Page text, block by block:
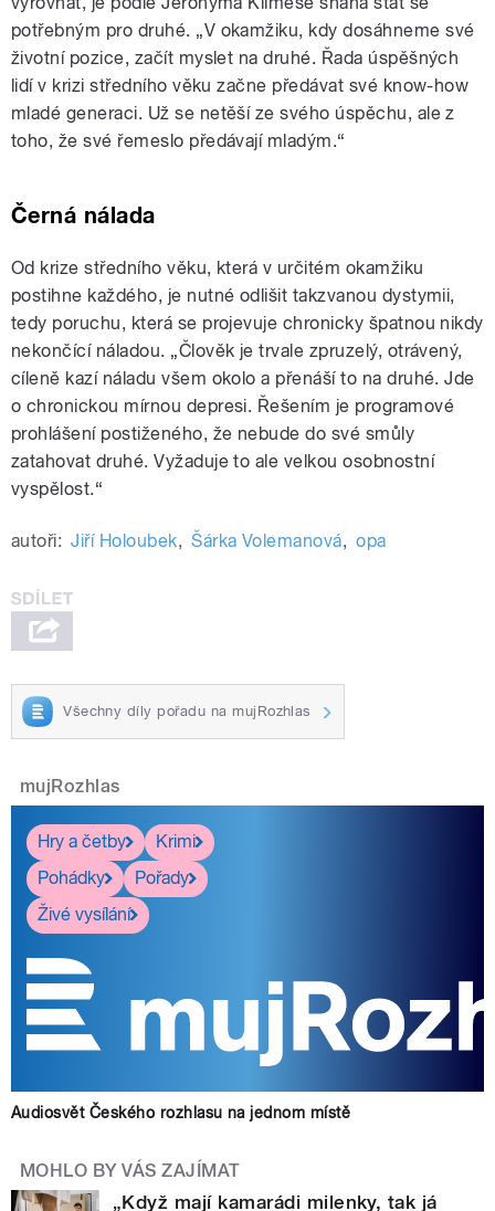
potřebným pro druhé. „V okamžiku, kdy dosáhneme své
životní pozice, začít myslet na druhé. Řada úspěšných
lidí v krizi středního věku začne předávat své know-how
mladé generaci. Už se netěší ze svého úspěchu, ale z
toho, že své řemeslo předávají mladým.“
Černá nálada
Od krize středního věku, která v určitém okamžiku
postihne každého, je nutné odlišit takzvanou dystymii,
tedy poruchu, která se projevuje chronicky špatnou nikdy
nekončící náladou. „Člověk je trvale zpruzelý, otrávený,
cíleně kazí náladu všem okolo a přenáší to na druhé. Jde
o chronickou mírnou depresi. Řešením je programové
prohlášení postiženého, že nebude do své smůly
zatahovat druhé. Vyžaduje to ale velkou osobnostní
vyspělost.“
autoři: Jiří Holoubek, Šárka Volemanová, opa
Všechny díly pořadu na mujRozhlas
mujRozhlas
Hry a četby
Krimi
Pohádky
Pořady
Živé vysílání
Audiosvět Českého rozhlasu na jednom místě
MOHLO BY VÁS ZAJÍMAT
„Když mají kamarádi milenky, tak já